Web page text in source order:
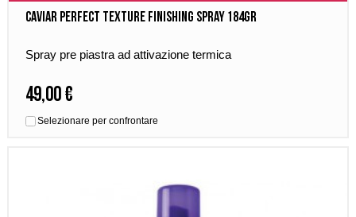
Caviar Perfect Texture Finishing Spray 184gr
Spray pre piastra ad attivazione termica
49,00 €
Selezionare per confrontare